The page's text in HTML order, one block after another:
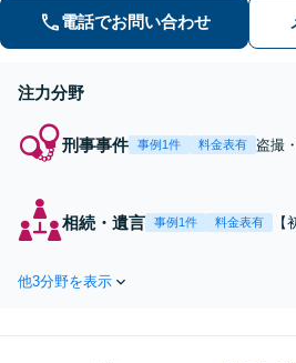
れるのが
察に呼び
電話でお問い合わせ
注力分野
刑事事件 事例1件 料金表有
盗撮
いる
ド勝
相続・遺言 事例1件 料金表有
年
他3分野を表示